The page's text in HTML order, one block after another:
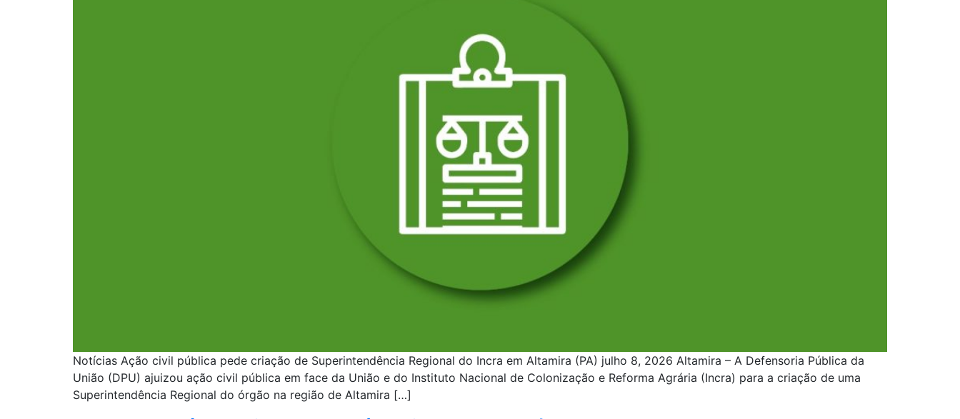
Notícias Ação civil pública pede criação de Superintendência Regional do Incra em Altamira (PA) julho 8, 2026 Altamira – A Defensoria Pública da
União (DPU) ajuizou ação civil pública em face da União e do Instituto Nacional de Colonização e Reforma Agrária (Incra) para a criação de uma
Superintendência Regional do órgão na região de Altamira […]